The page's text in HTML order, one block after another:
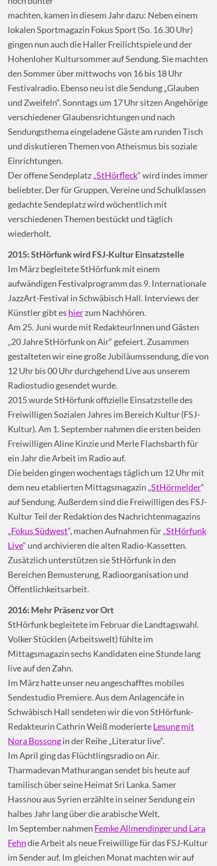
machten, kamen in diesem Jahr dazu: Neben einem
lokalen Sportmagazin Fokus Sport (So. 16.30 Uhr)
gingen nun auch die Haller Freilichtspiele und der
Hohenloher Kultursommer auf Sendung. Sie machten
den Sommer über mittwochs von 16 bis 18 Uhr
Festivalradio. Ebenso neu ist die Sendung „Glauben
und Zweifeln“. Sonntags um 17 Uhr sitzen Angehörige
verschiedener Glaubensrichtungen und nach
Sendungsthema eingeladene Gäste am runden Tisch
und diskutieren Themen von Atheismus bis soziale
Einrichtungen.
Der offene Sendeplatz„StHörfleck“ wird indes immer
beliebter. Der für Gruppen, Vereine und Schulklassen
gedachte Sendeplatz wird wöchentlich mit
verschiedenen Themen bestückt und täglich
wiederholt.
2015: StHörfunk wird FSJ-Kultur Einsatzstelle
Im März begleitete StHörfunk mit einem
aufwändigen Festivalprogramm das 9. Internationale
JazzArt-Festival in Schwäbisch Hall. Interviews der
Künstler gibt es hierzum Nachhören.
Am 25. Juni wurde mit RedakteurInnen und Gästen
„20 Jahre StHörfunk on Air“ gefeiert. Zusammen
gestalteten wir eine große Jubiläumssendung, die von
12 Uhr bis 00 Uhr durchgehend Live aus unserem
Radiostudio gesendet wurde.
2015 wurde StHörfunk offizielle Einsatzstelle des
Freiwilligen Sozialen Jahres im Bereich Kultur (FSJ-
Kultur). Am 1. September nahmen die ersten beiden
Freiwilligen Aline Kinzie und Merle Flachsbarth für
ein Jahr die Arbeit im Radio auf.
Die beiden gingen wochentags täglich um 12 Uhr mit
dem neu etablierten Mittagsmagazin „StHörmelder“
auf Sendung. Außerdem sind die Freiwilligen des FSJ-
Kultur Teil der Redaktion des Nachrichtenmagazins
„Fokus Südwest“, machen Aufnahmen für „StHörfunk
Live“ und archivieren die alten Radio-Kassetten.
Zusätzlich unterstützen sie StHörfunk in den
Bereichen Bemusterung, Radioorganisation und
Öffentlichkeitsarbeit.
2016: Mehr Präsenz vor Ort
StHörfunk begleitete im Februar die Landtagswahl.
Volker Stücklen (Arbeitswelt) fühlte im
Mittagsmagazin sechs Kandidaten eine Stunde lang
live auf den Zahn.
Im März hatte unser neu angeschafftes mobiles
Sendestudio Premiere. Aus dem Anlagencáfe in
Schwäbisch Hall sendeten wir die von StHörfunk-
Redakteurin Cathrin Weiß moderierteLesung mit
Nora Bossongin der Reihe „Literatur live“.
Im April ging das Flüchtlingsradio on Air.
Tharmadevan Mathurangan sendet bis heute auf
tamilisch über seine Heimat Sri Lanka. Samer
Hassnou aus Syrien erzählte in seiner Sendung ein
halbes Jahr lang über die arabische Welt.
Im September nahmen Femke Allmendinger und Lara
Fehndie Arbeit als neue Freiwillige für das FSJ-Kultur
im Sender auf. Im gleichen Monat machten wir auf